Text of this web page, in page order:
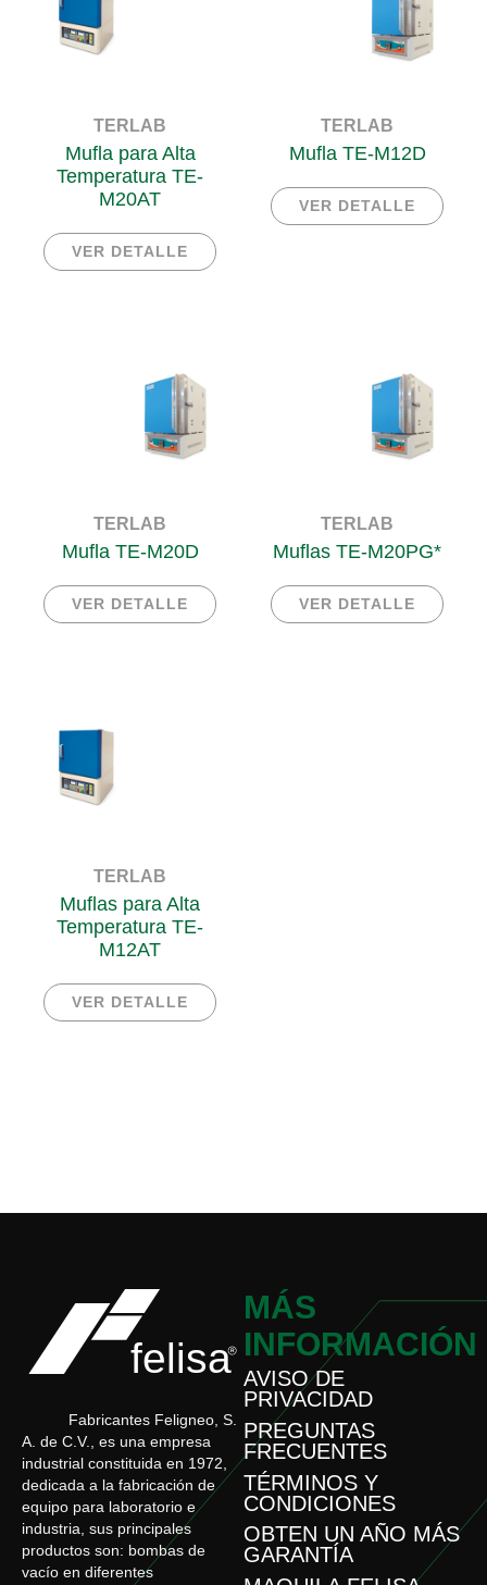
TERLAB
Mufla para Alta
Temperatura TE-
M20AT
VER DETALLE
TERLAB
Mufla TE-M12D
VER DETALLE
TERLAB
Mufla TE-M20D
VER DETALLE
TERLAB
Muflas TE-M20PG*
VER DETALLE
TERLAB
Muflas para Alta
Temperatura TE-
M12AT
VER DETALLE
Fabricantes Feligneo, S.
A. de C.V., es una empresa
industrial constituida en 1972,
dedicada a la fabricación de
equipo para laboratorio e
industria, sus principales
productos son: bombas de
vacío en diferentes
MÁS
INFORMACIÓN
AVISO DE
PRIVACIDAD
PREGUNTAS
FRECUENTES
TÉRMINOS Y
CONDICIONES
OBTEN UN AÑO MÁS
GARANTÍA